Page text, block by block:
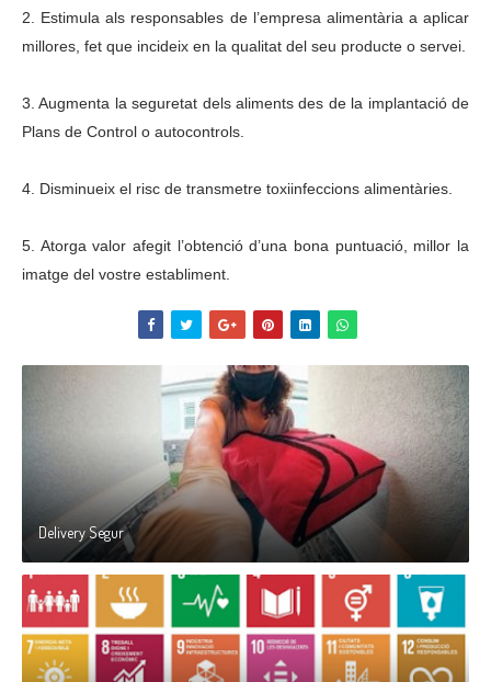
2. Estimula als responsables de l’empresa alimentària a aplicar
millores, fet que incideix en la qualitat del seu producte o servei.
3. Augmenta la seguretat dels aliments des de la implantació de
Plans de Control o autocontrols.
4. Disminueix el risc de transmetre toxiinfeccions alimentàries.
5. Atorga valor afegit l’obtenció d’una bona puntuació, millor la
imatge del vostre establiment.
Delivery Segur